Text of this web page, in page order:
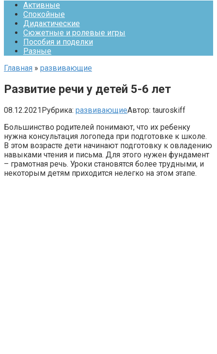
Активные
Спокойные
Дидактические
Сюжетные и ролевые игры
Пособия и поделки
Разные
Главная » развивающие
Развитие речи у детей 5-6 лет
08.12.2021Рубрика: развивающиеАвтор: tauroskiff
Большинство родителей понимают, что их ребенку
нужна консультация логопеда при подготовке к школе.
В этом возрасте дети начинают подготовку к овладению
навыками чтения и письма. Для этого нужен фундамент
– грамотная речь. Уроки становятся более трудными, и
некоторым детям приходится нелегко на этом этапе.